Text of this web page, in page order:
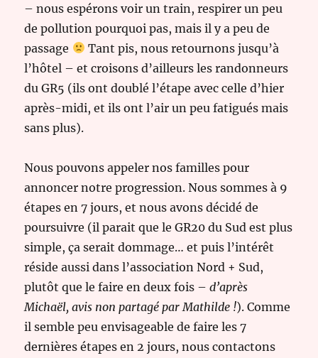
– nous espérons voir un train, respirer un peu
de pollution pourquoi pas, mais il y a peu de
passage
Tant pis, nous retournons jusqu’à
l’hôtel – et croisons d’ailleurs les randonneurs
du GR5 (ils ont doublé l’étape avec celle d’hier
après-midi, et ils ont l’air un peu fatigués mais
sans plus).
Nous pouvons appeler nos familles pour
annoncer notre progression. Nous sommes à 9
étapes en 7 jours, et nous avons décidé de
poursuivre (il parait que le GR20 du Sud est plus
simple, ça serait dommage… et puis l’intérêt
réside aussi dans l’association Nord + Sud,
plutôt que le faire en deux fois –d’après
Michaël, avis non partagé par Mathilde !). Comme
il semble peu envisageable de faire les 7
dernières étapes en 2 jours, nous contactons